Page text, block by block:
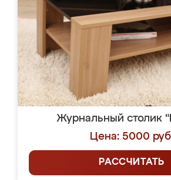
Журнальный столик
Цена: 5000
РАССЧИТАТЬ